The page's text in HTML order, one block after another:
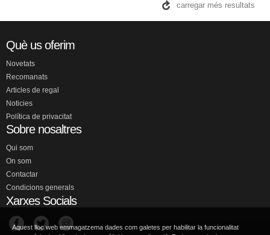
carregar més resultats
Què us oferim
Novetats
Recomanats
Articles de regal
Noticies
Política de privacitat
Sobre nosaltres
Qui som
On som
Contactar
Condicions generals
Xarxes Socials
Aquest lloc web emmagatzema dades com galetes per habilitar la funcionalitat